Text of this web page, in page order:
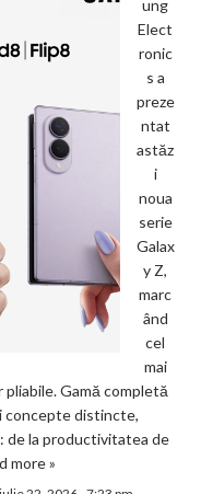
ung
Elect
ronic
s a
preze
ntat
astăz
i
noua
serie
Galax
y Z,
marc
ând
cel
mai
Gamă completă
concepte distincte,
de la productivitatea de
more »